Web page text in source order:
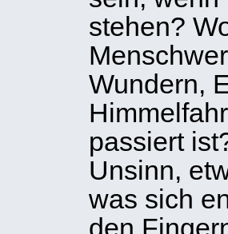
stehen?
Wundern,
passiert
Unsinn,
was sich